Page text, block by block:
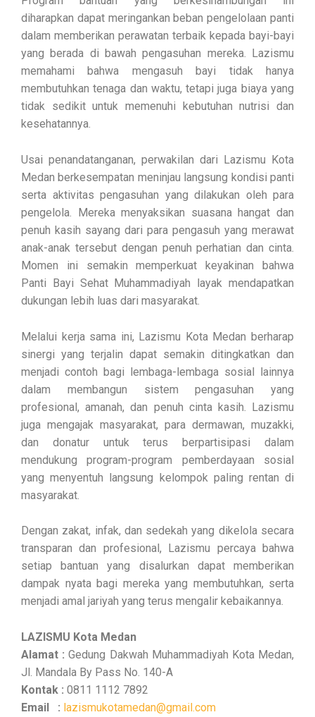
diharapkan dapat meringankan beban pengelolaan panti
dalam memberikan perawatan terbaik kepada bayi-bayi
yang berada di bawah pengasuhan mereka. Lazismu
memahami bahwa mengasuh bayi tidak hanya
membutuhkan tenaga dan waktu, tetapi juga biaya yang
tidak sedikit untuk memenuhi kebutuhan nutrisi dan
kesehatannya.
Usai penandatanganan, perwakilan dari Lazismu Kota
Medan berkesempatan meninjau langsung kondisi panti
serta aktivitas pengasuhan yang dilakukan oleh para
pengelola. Mereka menyaksikan suasana hangat dan
penuh kasih sayang dari para pengasuh yang merawat
anak-anak tersebut dengan penuh perhatian dan cinta.
Momen ini semakin memperkuat keyakinan bahwa
Panti Bayi Sehat Muhammadiyah layak mendapatkan
dukungan lebih luas dari masyarakat.
Melalui kerja sama ini, Lazismu Kota Medan berharap
sinergi yang terjalin dapat semakin ditingkatkan dan
menjadi contoh bagi lembaga-lembaga sosial lainnya
dalam membangun sistem pengasuhan yang
profesional, amanah, dan penuh cinta kasih. Lazismu
juga mengajak masyarakat, para dermawan, muzakki,
dan donatur untuk terus berpartisipasi dalam
mendukung program-program pemberdayaan sosial
yang menyentuh langsung kelompok paling rentan di
masyarakat.
Dengan zakat, infak, dan sedekah yang dikelola secara
transparan dan profesional, Lazismu percaya bahwa
setiap bantuan yang disalurkan dapat memberikan
dampak nyata bagi mereka yang membutuhkan, serta
menjadi amal jariyah yang terus mengalir kebaikannya.
LAZISMU Kota Medan
Alamat : Gedung Dakwah Muhammadiyah Kota Medan,
Jl. Mandala By Pass No. 140-A
Kontak : 0811 1112 7892
Email : lazismukotamedan@gmail.com